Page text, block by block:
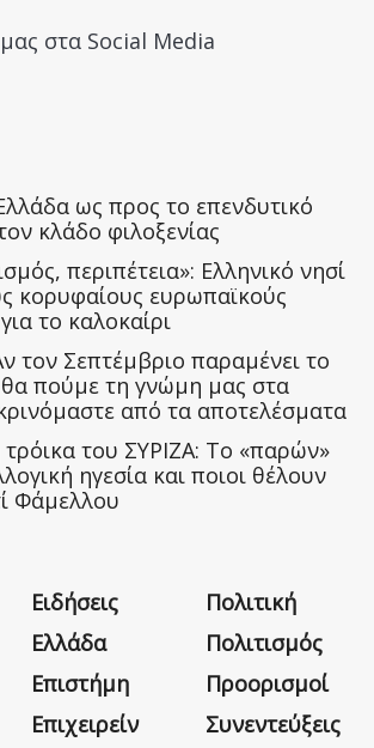
στα Social Media
ως προς το επενδυτικό
κλάδο φιλοξενίας
περιπέτεια»: Ελληνικό νησί
κορυφαίους ευρωπαϊκούς
το καλοκαίρι
τον Σεπτέμβριο παραμένει το
πούμε τη γνώμη μας στα
από τα αποτελέσματα
του ΣΥΡΙΖΑ: Το «παρών»
ηγεσία και ποιοι θέλουν
Φάμελλου
Ειδήσεις
Ελλάδα
Επιστήμη
Επιχειρείν
Πολιτική
Πολιτισμός
Προορισμοί
Συνεντεύξεις